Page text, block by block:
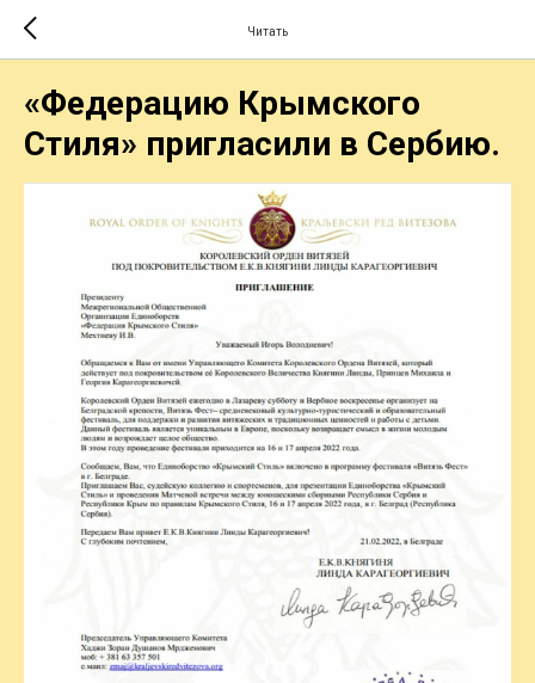
Читать
«Федерацию Крымского
Стиля» пригласили в Сербию.